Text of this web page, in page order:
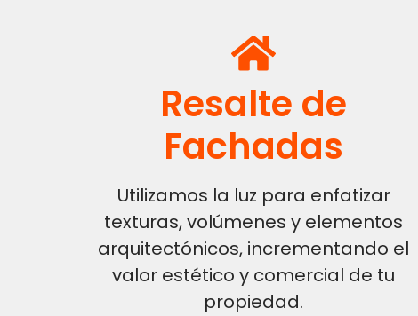
Resalte de
Fachadas
Utilizamos la luz para enfatizar
texturas, volúmenes y elementos
arquitectónicos, incrementando el
valor estético y comercial de tu
propiedad.